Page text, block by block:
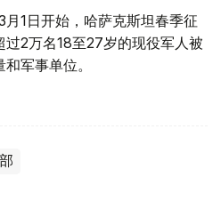
1日开始，哈萨克斯坦春季征
2万名18至27岁的现役军人被
军事单位。